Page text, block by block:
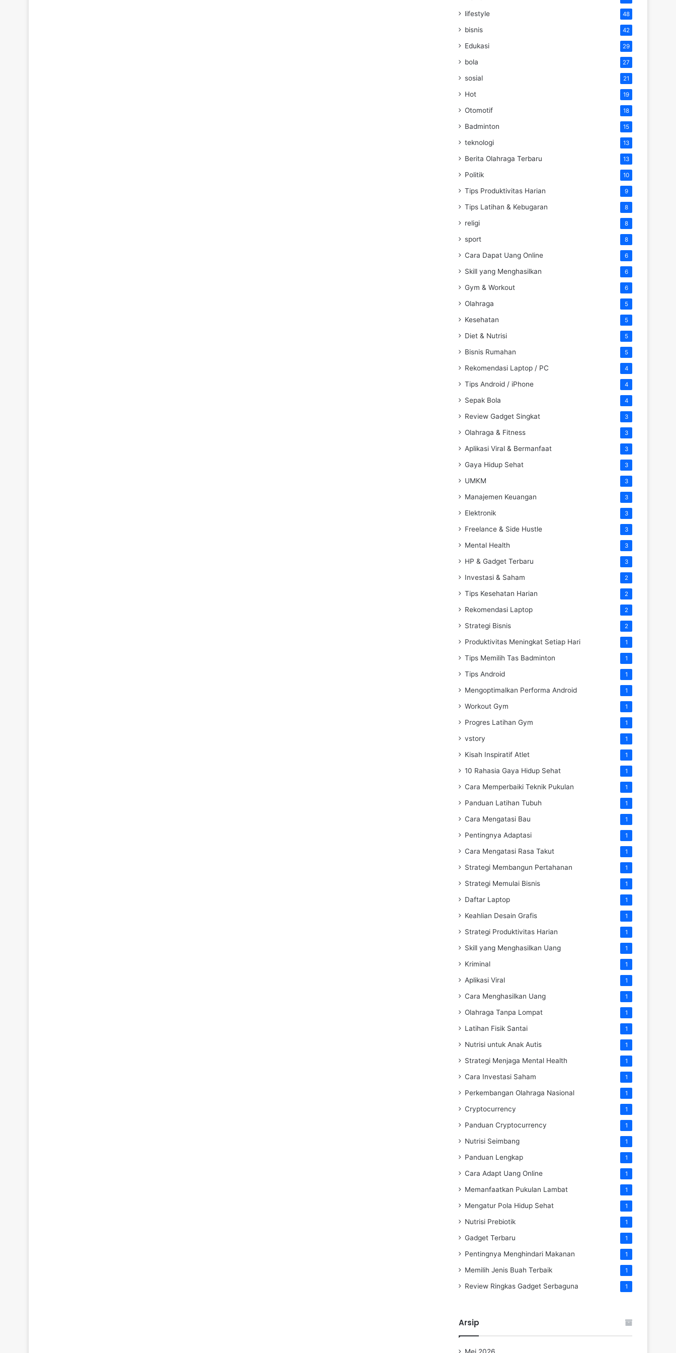
lifestyle 48
bisnis 42
Edukasi 29
bola 27
sosial 21
Hot 19
Otomotif 18
Badminton 15
teknologi 13
Berita Olahraga Terbaru 13
Politik 10
Tips Produktivitas Harian 9
Tips Latihan & Kebugaran 8
religi 8
sport 8
Cara Dapat Uang Online 6
Skill yang Menghasilkan 6
Gym & Workout 6
Olahraga 5
Kesehatan 5
Diet & Nutrisi 5
Bisnis Rumahan 5
Rekomendasi Laptop / PC 4
Tips Android / iPhone 4
Sepak Bola 4
Review Gadget Singkat 3
Olahraga & Fitness 3
Aplikasi Viral & Bermanfaat 3
Gaya Hidup Sehat 3
UMKM 3
Manajemen Keuangan 3
Elektronik 3
Freelance & Side Hustle 3
Mental Health 3
HP & Gadget Terbaru 3
Investasi & Saham 2
Tips Kesehatan Harian 2
Rekomendasi Laptop 2
Strategi Bisnis 2
Produktivitas Meningkat Setiap Hari 1
Tips Memilih Tas Badminton 1
Tips Android 1
Mengoptimalkan Performa Android 1
Workout Gym 1
Progres Latihan Gym 1
vstory 1
Kisah Inspiratif Atlet 1
10 Rahasia Gaya Hidup Sehat 1
Cara Memperbaiki Teknik Pukulan 1
Panduan Latihan Tubuh 1
Cara Mengatasi Bau 1
Pentingnya Adaptasi 1
Cara Mengatasi Rasa Takut 1
Strategi Membangun Pertahanan 1
Strategi Memulai Bisnis 1
Daftar Laptop 1
Keahlian Desain Grafis 1
Strategi Produktivitas Harian 1
Skill yang Menghasilkan Uang 1
Kriminal 1
Aplikasi Viral 1
Cara Menghasilkan Uang 1
Olahraga Tanpa Lompat 1
Latihan Fisik Santai 1
Nutrisi untuk Anak Autis 1
Strategi Menjaga Mental Health 1
Cara Investasi Saham 1
Perkembangan Olahraga Nasional 1
Cryptocurrency 1
Panduan Cryptocurrency 1
Nutrisi Seimbang 1
Panduan Lengkap 1
Cara Adapt Uang Online 1
Memanfaatkan Pukulan Lambat 1
Mengatur Pola Hidup Sehat 1
Nutrisi Prebiotik 1
Gadget Terbaru 1
Pentingnya Menghindari Makanan 1
Memilih Jenis Buah Terbaik 1
Review Ringkas Gadget Serbaguna 1
Arsip